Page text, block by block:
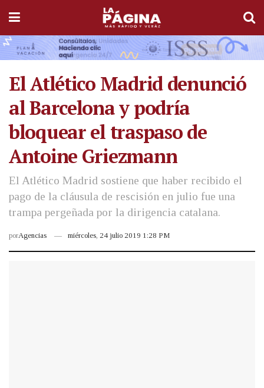
El Atlético Madrid denunció
al Barcelona y podría
bloquear el traspaso de
Antoine Griezmann
El Atlético Madrid sostiene que haber recibido el
pago de la cláusula de rescisión en julio fue una
trampa pergeñada por la dirigencia catalana.
porAgencias miércoles, 24 julio 2019 1:28 PM